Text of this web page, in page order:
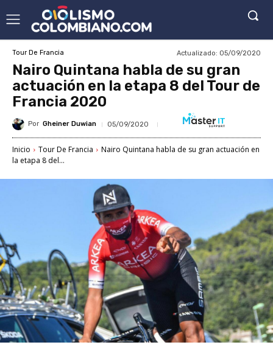
Tour De Francia Actualizado: 05/09/2020
Nairo Quintana habla de su gran
actuación en la etapa 8 del Tour de
Francia 2020
Por Gheiner Duwian 05/09/2020
Inicio Tour De Francia
Nairo Quintana habla de su gran actuación en
la etapa 8 del...